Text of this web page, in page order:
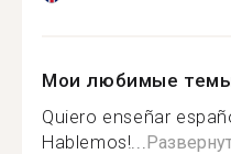
Мои любимые
Quiero enseñar
Hablemos!...